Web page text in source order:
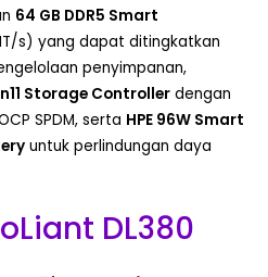
64 GB DDR5 Smart
s) yang dapat ditingkatkan
penyimpanan,
Storage Controller dengan
SPDM, serta HPE 96W Smart
untuk perlindungan daya
DL380